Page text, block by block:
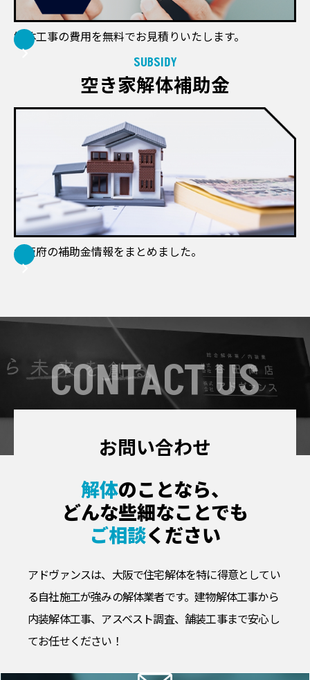
解体工事の費用を無料でお見積りいたします。
SUBSIDY
空き家解体補助金
大阪府の補助金情報をまとめました。
CONTACT US
お問い合わせ
解体のことなら、
どんな些細なことでも
ご相談ください
アドヴァンスは、大阪で住宅解体を特に得意としてい
る自社施工が強みの解体業者です。建物解体工事から
内装解体工事、アスベスト調査、舗装工事まで安心し
てお任せください！